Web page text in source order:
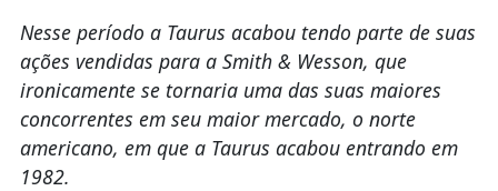
Nesse período a Taurus acabou tendo parte de suas
ações vendidas para a Smith & Wesson, que
ironicamente se tornaria uma das suas maiores
concorrentes em seu maior mercado, o norte
americano, em que a Taurus acabou entrando em
1982.